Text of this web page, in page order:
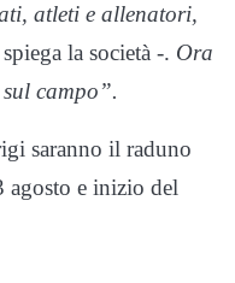
atleti e allenatori,
la società -. Ora
campo”.
saranno il raduno
e inizio del